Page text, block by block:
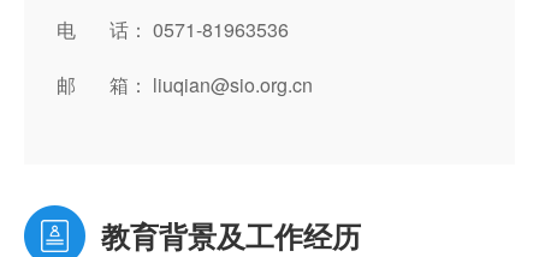
电 话： 0571-81963536
邮 箱： liuqian@sio.org.cn
教育背景及工作经历